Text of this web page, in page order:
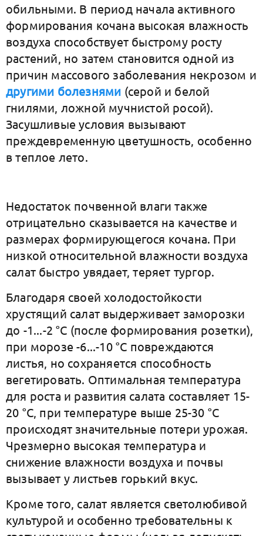
обильными. В период начала активного
формирования кочана высокая влажность
воздуха способствует быстрому росту
растений, но затем становится одной из
причин массового заболевания некрозом и
другими болезнями (серой и белой
гнилями, ложной мучнистой росой).
Засушливые условия вызывают
преждевременную цветушность, особенно
в теплое лето.
Недостаток почвенной влаги также
отрицательно сказывается на качестве и
размерах формирующегося кочана. При
низкой относительной влажности воздуха
салат быстро увядает, теряет тургор.
Благодаря своей холодостойкости
хрустящий салат выдерживает заморозки
до -1...-2 °С (после формирования розетки),
при морозе -6...-10 °С повреждаются
листья, но сохраняется способность
вегетировать. Оптимальная температура
для роста и развития салата составляет 15-
20 °С, при температуре выше 25-30 °С
происходят значительные потери урожая.
Чрезмерно высокая температура и
снижение влажности воздуха и почвы
вызывает у листьев горький вкус.
Кроме того, салат является светолюбивой
культурой и особенно требовательны к